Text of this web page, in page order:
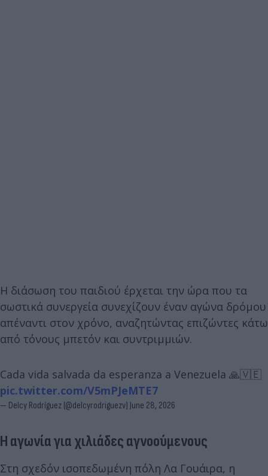
Η διάσωση του παιδιού έρχεται την ώρα που τα
σωστικά συνεργεία συνεχίζουν έναν αγώνα δρόμου
απέναντι στον χρόνο, αναζητώντας επιζώντες κάτω
από τόνους μπετόν και συντριμμιών.
Cada vida salvada da esperanza a Venezuela 🙏🇻🇪
pic.twitter.com/V5mPJeMTE7
— Delcy Rodríguez (@delcyrodriguezv) June 28, 2026
Η αγωνία για χιλιάδες αγνοούμενους
Στη σχεδόν ισοπεδωμένη πόλη Λα Γουάιρα, η